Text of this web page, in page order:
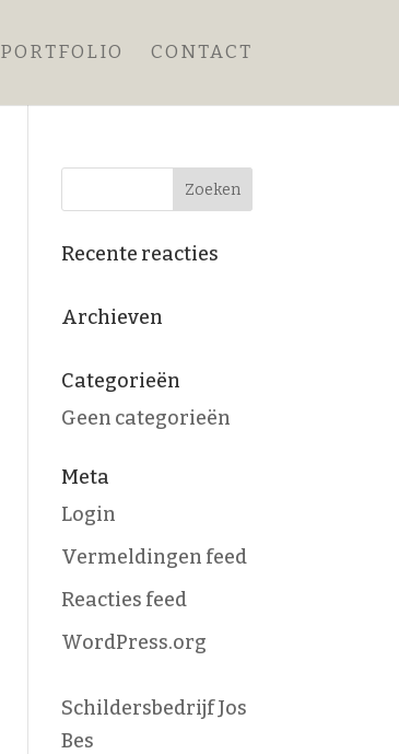
PORTFOLIO CONTACT
Recente reacties
Archieven
Categorieën
Geen categorieën
Meta
Login
Vermeldingen feed
Reacties feed
WordPress.org
Schildersbedrijf Jos
Bes